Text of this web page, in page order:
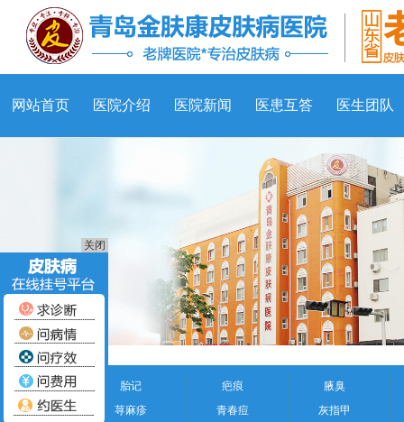
网站首页 医院介绍 医院新闻 医患互答 医生团队
胎记 疤痕
腋臭
荨麻疹
青春痘 灰指甲
关闭